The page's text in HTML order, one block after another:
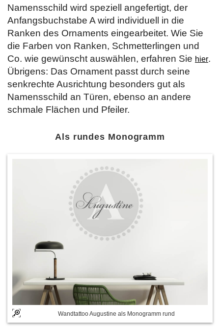
Namensschild wird speziell angefertigt, der
Anfangsbuchstabe A wird individuell in die
Ranken des Ornaments eingearbeitet. Wie Sie
die Farben von Ranken, Schmetterlingen und
Co. wie gewünscht auswählen, erfahren Sie hier.
Übrigens: Das Ornament passt durch seine
senkrechte Ausrichtung besonders gut als
Namensschild an Türen, ebenso an andere
schmale Flächen und Pfeiler.
Als rundes Monogramm
Wandtattoo Augustine als Monogramm rund